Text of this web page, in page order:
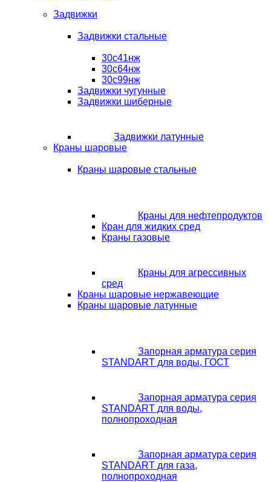
Задвижки
Задвижки стальные
30с41нж
30с64нж
30с99нж
Задвижки чугунные
Задвижки шиберные
Задвижки латунные
Краны шаровые
Краны шаровые стальные
Краны для нефтепродуктов
Кран для жидких сред
Краны газовые
Краны для агрессивных
сред
Краны шаровые нержавеющие
Краны шаровые латунные
Запорная арматура серия
STANDART для воды, ГОСТ
Запорная арматура серия
STANDART для воды,
полнопроходная
Запорная арматура серия
STANDART для газа,
полнопроходная